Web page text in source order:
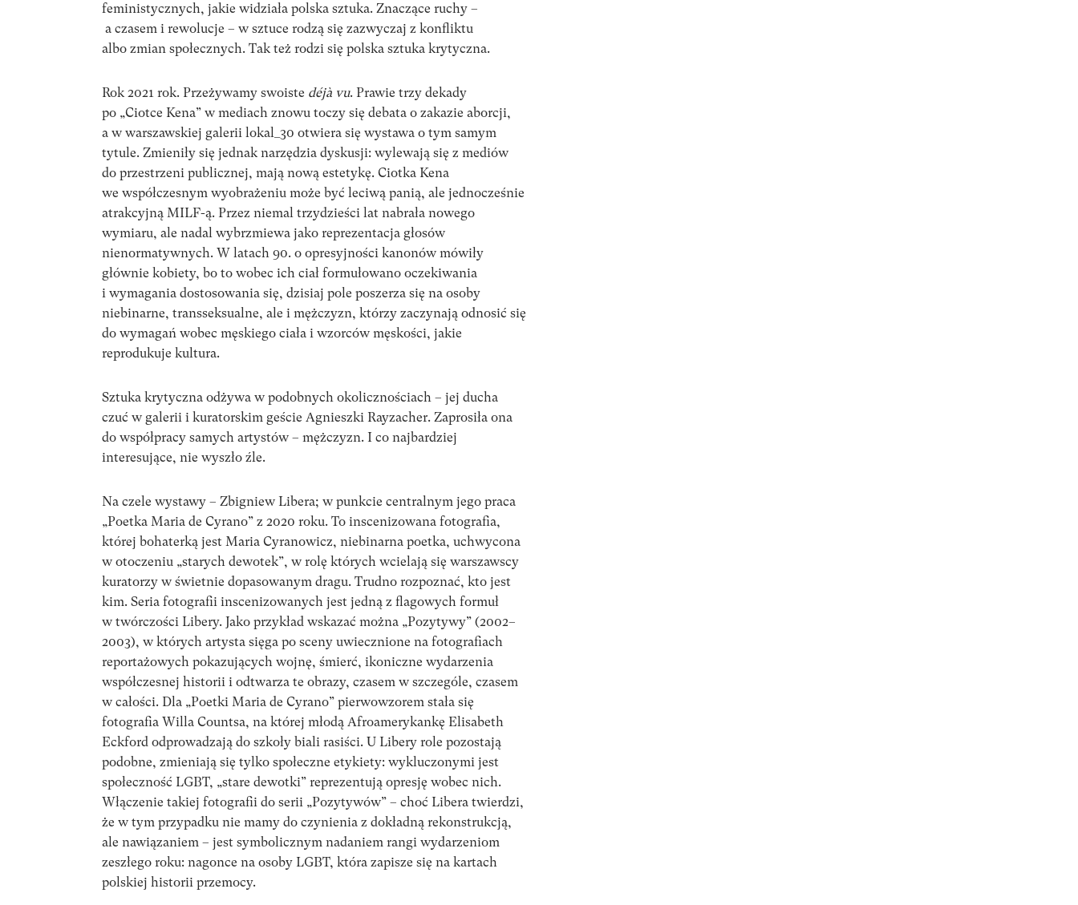
feministycznych, jakie widziała polska sztuka. Znaczące ruchy –
a czasem i rewolucje – w sztuce rodzą się zazwyczaj z konfliktu
albo zmian społecznych. Tak też rodzi się polska sztuka krytyczna.
Rok 2021 rok. Przeżywamy swoiste déjà vu. Prawie trzy dekady
po „Ciotce Kena” w mediach znowu toczy się debata o zakazie aborcji,
a w warszawskiej galerii lokal_30 otwiera się wystawa o tym samym
tytule. Zmieniły się jednak narzędzia dyskusji: wylewają się z mediów
do przestrzeni publicznej, mają nową estetykę. Ciotka Kena
we współczesnym wyobrażeniu może być leciwą panią, ale jednocześnie
atrakcyjną MILF-ą. Przez niemal trzydzieści lat nabrała nowego
wymiaru, ale nadal wybrzmiewa jako reprezentacja głosów
nienormatywnych. W latach 90. o opresyjności kanonów mówiły
głównie kobiety, bo to wobec ich ciał formułowano oczekiwania
i wymagania dostosowania się, dzisiaj pole poszerza się na osoby
niebinarne, transseksualne, ale i mężczyzn, którzy zaczynają odnosić się
do wymagań wobec męskiego ciała i wzorców męskości, jakie
reprodukuje kultura.
Sztuka krytyczna odżywa w podobnych okolicznościach – jej ducha
czuć w galerii i kuratorskim geście Agnieszki Rayzacher. Zaprosiła ona
do współpracy samych artystów – mężczyzn. I co najbardziej
interesujące, nie wyszło źle.
Na czele wystawy – Zbigniew Libera; w punkcie centralnym jego praca
„Poetka Maria de Cyrano” z 2020 roku. To inscenizowana fotografia,
której bohaterką jest Maria Cyranowicz, niebinarna poetka, uchwycona
w otoczeniu „starych dewotek”, w rolę których wcielają się warszawscy
kuratorzy w świetnie dopasowanym dragu. Trudno rozpoznać, kto jest
kim. Seria fotografii inscenizowanych jest jedną z flagowych formuł
w twórczości Libery. Jako przykład wskazać można „Pozytywy” (2002–
2003), w których artysta sięga po sceny uwiecznione na fotografiach
reportażowych pokazujących wojnę, śmierć, ikoniczne wydarzenia
współczesnej historii i odtwarza te obrazy, czasem w szczególe, czasem
w całości. Dla „Poetki Maria de Cyrano” pierwowzorem stała się
fotografia Willa Countsa, na której młodą Afroamerykankę Elisabeth
Eckford odprowadzają do szkoły biali rasiści. U Libery role pozostają
podobne, zmieniają się tylko społeczne etykiety: wykluczonymi jest
społeczność LGBT, „stare dewotki” reprezentują opresję wobec nich.
Włączenie takiej fotografii do serii „Pozytywów” – choć Libera twierdzi,
że w tym przypadku nie mamy do czynienia z dokładną rekonstrukcją,
ale nawiązaniem – jest symbolicznym nadaniem rangi wydarzeniom
zeszłego roku: nagonce na osoby LGBT, która zapisze się na kartach
polskiej historii przemocy.